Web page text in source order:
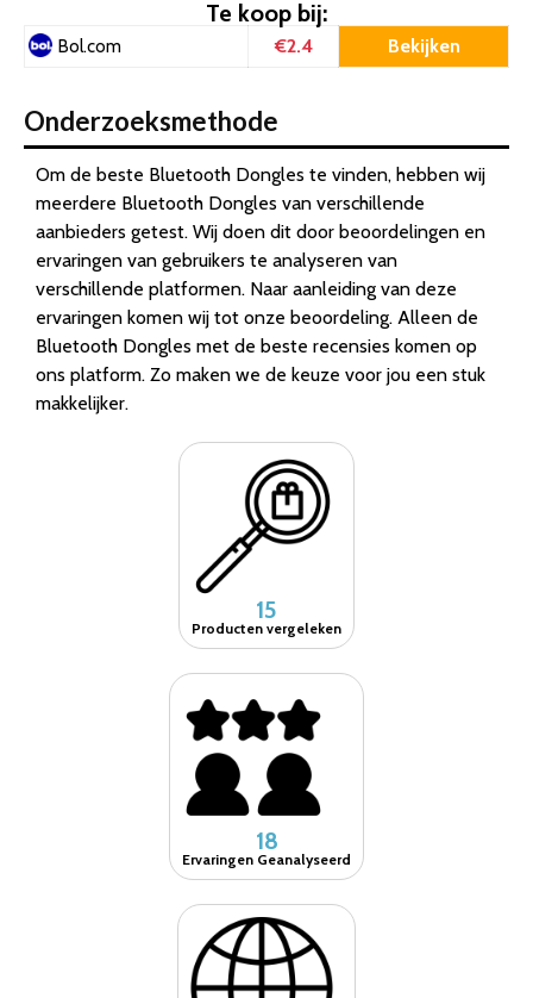
Te koop bij:
Bol.com €2.4 Bekijken
Onderzoeksmethode
Om de beste Bluetooth Dongles te vinden, hebben wij
meerdere Bluetooth Dongles van verschillende
aanbieders getest. Wij doen dit door beoordelingen en
ervaringen van gebruikers te analyseren van
verschillende platformen. Naar aanleiding van deze
ervaringen komen wij tot onze beoordeling. Alleen de
Bluetooth Dongles met de beste recensies komen op
ons platform. Zo maken we de keuze voor jou een stuk
makkelijker.
15
Producten vergeleken
18
Ervaringen Geanalyseerd